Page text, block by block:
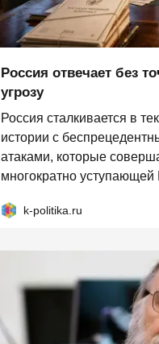
Россия отвечает без
угрозу
Россия сталкивается в
истории с
атаками, которые
многократно
k-politika.ru